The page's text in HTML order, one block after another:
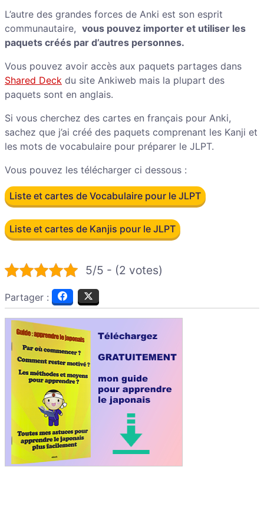
L’autre des grandes forces de Anki est son esprit
communautaire, vous pouvez importer et utiliser les
paquets créés par d’autres personnes.
Vous pouvez avoir accès aux paquets partages dans
Shared Deck du site Ankiweb mais la plupart des
paquets sont en anglais.
Si vous cherchez des cartes en français pour Anki,
sachez que j’ai créé des paquets comprenant les Kanji et
les mots de vocabulaire pour préparer le JLPT.
Vous pouvez les télécharger ci dessous :
Liste et cartes de Vocabulaire pour le JLPT
Liste et cartes de Kanjis pour le JLPT
5/5 - (2 votes)
Partager :